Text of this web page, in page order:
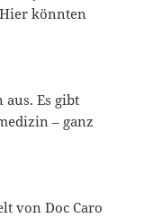
könnten
Es gibt
– ganz
von Doc Caro